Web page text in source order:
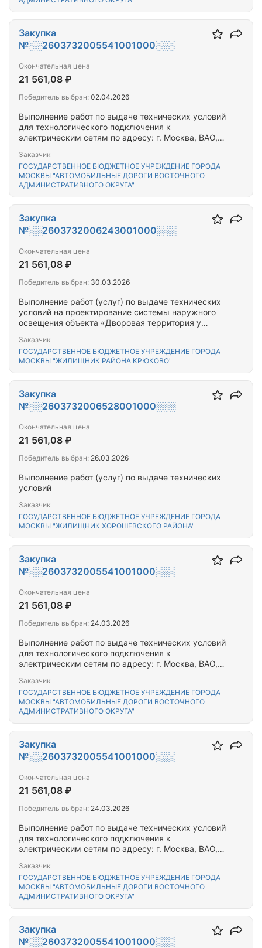
Выполнение работ по выдаче технических условий
для технологического подключения к
электрическим сетям по адресу: г. Москва, ВАО,
Заказчик
ГОСУДАРСТВЕННОЕ БЮДЖЕТНОЕ УЧРЕЖДЕНИЕ ГОРОДА
МОСКВЫ "АВТОМОБИЛЬНЫЕ ДОРОГИ ВОСТОЧНОГО
АДМИНИСТРАТИВНОГО ОКРУГА"
Закупка
№░░2603732005541001000░░░
Окончательная цена
21 561,08 ₽
Победитель выбран: 02.04.2026
Выполнение работ (услуг) по выдаче технических
условий на проектирование системы наружного
освещения объекта «Дворовая территория у
Москва. г. Зеленоград, к.814
Заказчик
ГОСУДАРСТВЕННОЕ БЮДЖЕТНОЕ УЧРЕЖДЕНИЕ ГОРОДА
МОСКВЫ "ЖИЛИЩНИК РАЙОНА КРЮКОВО"
Закупка
№░░2603732006243001000░░░
Окончательная цена
21 561,08 ₽
Победитель выбран: 30.03.2026
Выполнение работ (услуг) по выдаче технических
условий
Заказчик
ГОСУДАРСТВЕННОЕ БЮДЖЕТНОЕ УЧРЕЖДЕНИЕ ГОРОДА
МОСКВЫ "ЖИЛИЩНИК ХОРОШЕВСКОГО РАЙОНА"
Закупка
№░░2603732006528001000░░░
Окончательная цена
21 561,08 ₽
Победитель выбран: 26.03.2026
Выполнение работ по выдаче технических условий
для технологического подключения к
электрическим сетям по адресу: г. Москва, ВАО,
к.1.2
Заказчик
ГОСУДАРСТВЕННОЕ БЮДЖЕТНОЕ УЧРЕЖДЕНИЕ ГОРОДА
МОСКВЫ "АВТОМОБИЛЬНЫЕ ДОРОГИ ВОСТОЧНОГО
АДМИНИСТРАТИВНОГО ОКРУГА"
Закупка
№░░2603732005541001000░░░
Окончательная цена
21 561,08 ₽
Победитель выбран: 24.03.2026
Выполнение работ по выдаче технических условий
для технологического подключения к
электрическим сетям по адресу: г. Москва, ВАО,
ул.Металлургов д.29
Заказчик
ГОСУДАРСТВЕННОЕ БЮДЖЕТНОЕ УЧРЕЖДЕНИЕ ГОРОДА
МОСКВЫ "АВТОМОБИЛЬНЫЕ ДОРОГИ ВОСТОЧНОГО
АДМИНИСТРАТИВНОГО ОКРУГА"
Закупка
№░░2603732005541001000░░░
Окончательная цена
21 561,08 ₽
Победитель выбран: 24.03.2026
Закупка
№░░2603732005541001000░░░